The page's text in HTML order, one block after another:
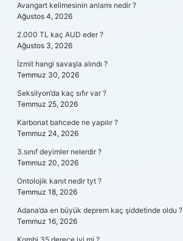
Avangart kelimesinin anlamı nedir ?
Ağustos 4, 2026
2.000 TL kaç AUD eder ?
Ağustos 3, 2026
İzmit hangi savaşla alındı ?
Temmuz 30, 2026
Seksilyon’da kaç sıfır var ?
Temmuz 25, 2026
Karbonat bahcede ne yapılır ?
Temmuz 24, 2026
3.sınıf deyimler nelerdir ?
Temmuz 20, 2026
Ontolojik kanıt nedir tyt ?
Temmuz 18, 2026
Adana’da en büyük deprem kaç şiddetinde oldu ?
Temmuz 16, 2026